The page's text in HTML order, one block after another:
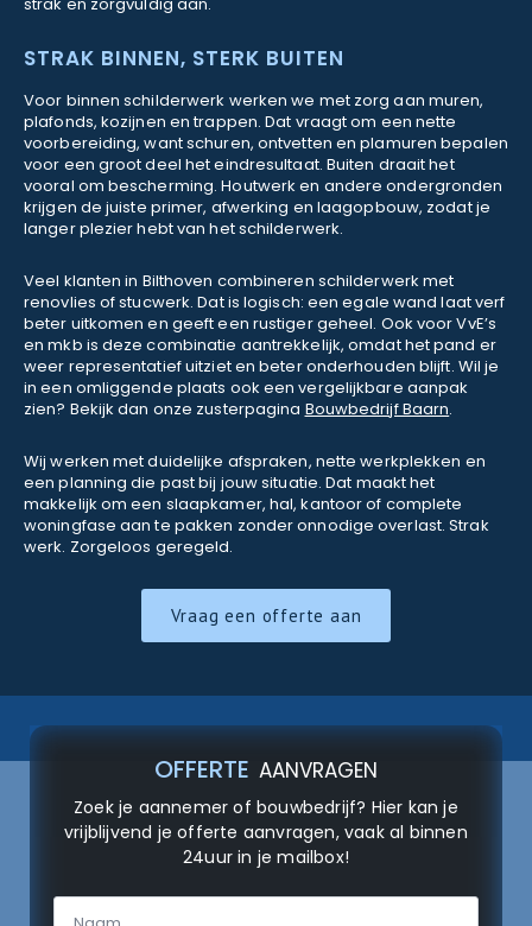
STRAK BINNEN, STERK BUITEN
Voor binnen schilderwerk werken we met zorg aan muren,
plafonds, kozijnen en trappen. Dat vraagt om een nette
voorbereiding, want schuren, ontvetten en plamuren bepalen
voor een groot deel het eindresultaat. Buiten draait het
vooral om bescherming. Houtwerk en andere ondergronden
krijgen de juiste primer, afwerking en laagopbouw, zodat je
langer plezier hebt van het schilderwerk.
Veel klanten in Bilthoven combineren schilderwerk met
renovlies of stucwerk. Dat is logisch: een egale wand laat verf
beter uitkomen en geeft een rustiger geheel. Ook voor VvE’s
en mkb is deze combinatie aantrekkelijk, omdat het pand er
weer representatief uitziet en beter onderhouden blijft. Wil je
in een omliggende plaats ook een vergelijkbare aanpak
zien? Bekijk dan onze zusterpagina Bouwbedrijf Baarn.
Wij werken met duidelijke afspraken, nette werkplekken en
een planning die past bij jouw situatie. Dat maakt het
makkelijk om een slaapkamer, hal, kantoor of complete
woningfase aan te pakken zonder onnodige overlast. Strak
werk. Zorgeloos geregeld.
Vraag een offerte aan
OFFERTE AANVRAGEN
Zoek je aannemer of bouwbedrijf? Hier kan je
vrijblijvend je offerte aanvragen, vaak al binnen
24uur in je mailbox!